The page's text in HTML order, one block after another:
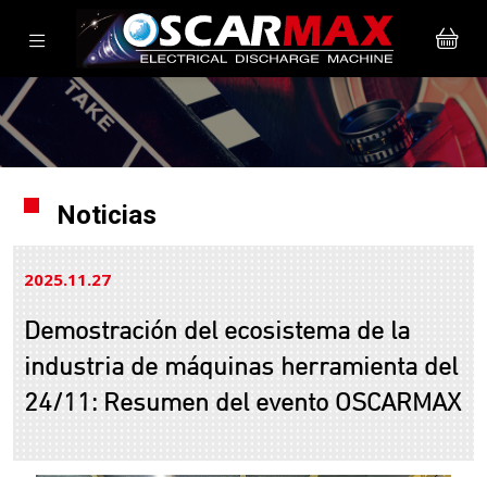
Noticias
2025.11 27
Demostración del ecosistema de la
industria de máquinas herramienta del
24/11: Resumen del evento OSCARMAX